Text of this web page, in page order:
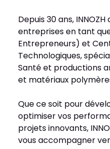
Depuis 30 ans,
entreprises en tant
Entrepreneurs) et
Technologiques,
Santé et productions
et matériaux
Que ce soit pour
optimiser vos
projets innovants,
vous accompagner